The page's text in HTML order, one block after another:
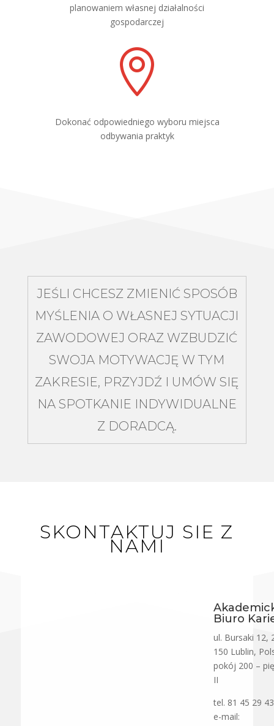
planowaniem własnej działalności
gospodarczej

Dokonać odpowiedniego wyboru miejsca
odbywania praktyk
JEŚLI CHCESZ ZMIENIĆ SPOSÓB
MYŚLENIA O WŁASNEJ SYTUACJI
ZAWODOWEJ ORAZ WZBUDZIĆ
SWOJA MOTYWACJĘ W TYM
ZAKRESIE, PRZYJDŹ I UMÓW SIĘ
NA SPOTKANIE INDYWIDUALNE
Z DORADCĄ.
SKONTAKTUJ SIE Z
NAMI
Biuro
ul. Bursaki 12,
150 Lublin,
pokój 200 –
II
tel. 81 45 29
e-mail: